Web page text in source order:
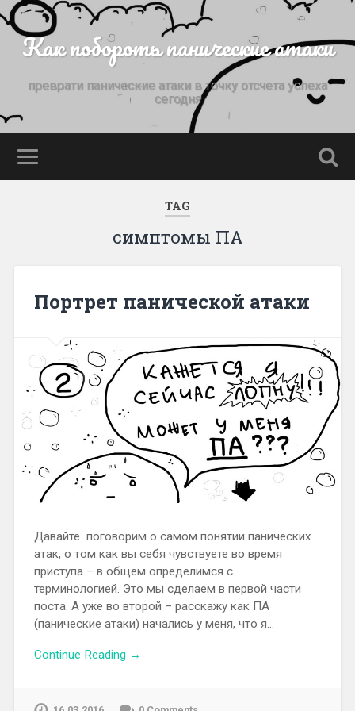
Как побороть панические атаки
преврати панические атаки в точку отсчета успеха
сегодня
TAG
симптомы ПА
Портрет панической атаки
Давайте поговорим о самом понятии панических
атак, о том как вы себя чувствуете во время
приступа – в общем определимся с
терминологией. Это мы сделаем в первой части
поста. А уже во второй – расскажу как ПА
(панические атаки) начались у меня, что я…
Continue Reading →